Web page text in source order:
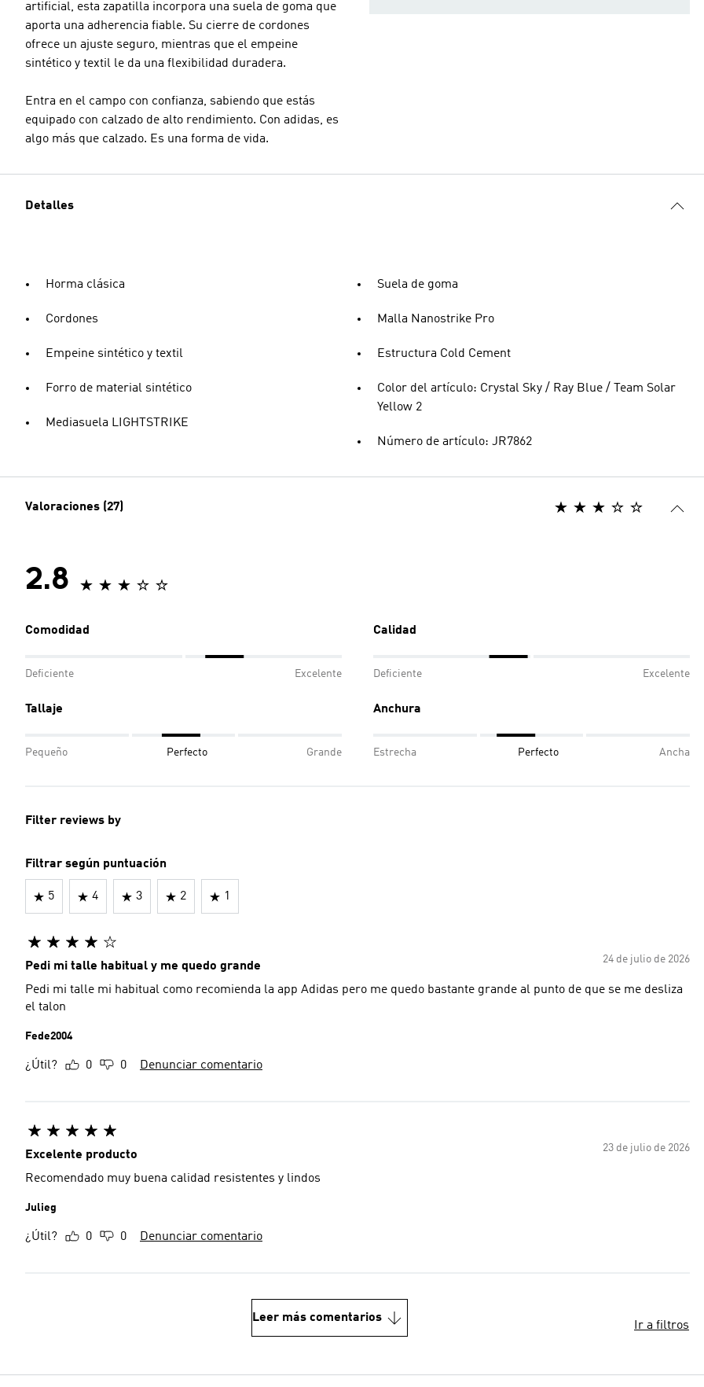
artificial, esta zapatilla incorpora una suela de goma que
aporta una adherencia fiable. Su cierre de cordones
ofrece un ajuste seguro, mientras que el empeine
sintético y textil le da una flexibilidad duradera.
Entra en el campo con confianza, sabiendo que estás
equipado con calzado de alto rendimiento. Con adidas, es
algo más que calzado. Es una forma de vida.
Detalles
Horma clásica
Cordones
Empeine sintético y textil
Forro de material sintético
Mediasuela LIGHTSTRIKE
Suela de goma
Malla Nanostrike Pro
Estructura Cold Cement
Color del artículo: Crystal Sky / Ray Blue / Team Solar
Yellow 2
Número de artículo: JR7862
Valoraciones (27)
2.8
Comodidad
Deficiente Excelente
Calidad
Deficiente Excelente
Tallaje
Pequeño Perfecto Grande
Anchura
Estrecha Perfecto Ancha
Filter reviews by
Filtrar según puntuación
5 4 3 2 1
24 de julio de 2026
Pedi mi talle habitual y me quedo grande
Pedi mi talle mi habitual como recomienda la app Adidas pero me quedo bastante grande al punto de que se me desliza
el talon
Fede2004
¿Útil? 0 0 Denunciar comentario
23 de julio de 2026
Excelente producto
Recomendado muy buena calidad resistentes y lindos
Julieg
¿Útil? 0 0 Denunciar comentario
Leer más comentarios
Ir a filtros